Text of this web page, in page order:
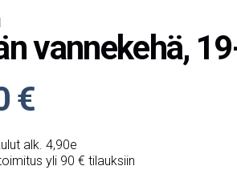
vannekehä,
€
alk. 4,90e
yli 90 € tilauksiin